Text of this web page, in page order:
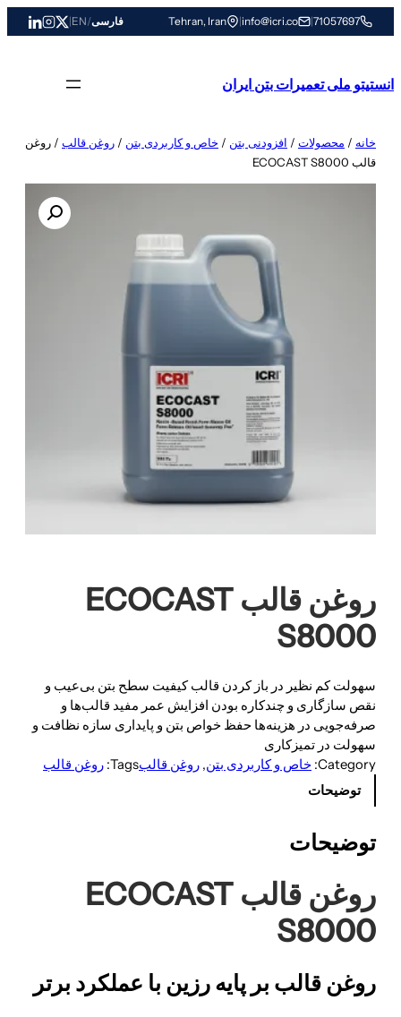
به
71057697
|
info@icri.co
|
Tehran, Iran فارسی/
EN
|
انستیتو ملی تعمیرات بتن ایران
خانه / محصولات / افزودنی بتن / خاص و کاربردی بتن / روغن قالب / روغن
قالب ECOCAST S8000
روغن قالب ECOCAST
S8000
سهولت کم نظیر در باز کردن قالب کیفیت سطح بتن بی‌عیب و
نقص سازگاری و چندکاره بودن افزایش عمر مفید قالب‌ها و
صرفه‌جویی در هزینه‌ها حفظ خواص بتن و پایداری سازه نظافت و
سهولت در تمیزکاری
Category: خاص و کاربردی بتن, روغن قالبTags: روغن قالب
توضیحات
توضیحات
روغن قالب ECOCAST
S8000
روغن قالب بر پایه رزین با عملکرد برتر